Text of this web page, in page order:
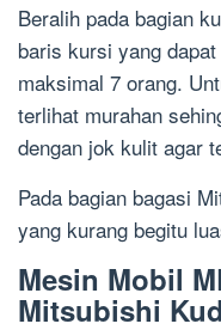
Beralih pada bagian
baris kursi yang
maksimal 7 orang.
terlihat murahan
dengan jok kulit agar
Pada bagian bagasi
yang kurang begitu
Mesin Mobil
Mitsubishi